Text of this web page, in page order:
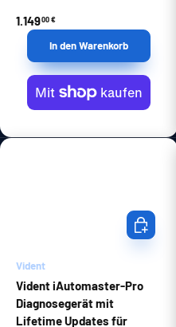
1.14900 €
In den Warenkorb
Vident
Vident iAutomaster-Pro
Diagnosegerät mit
Lifetime Updates für
In den